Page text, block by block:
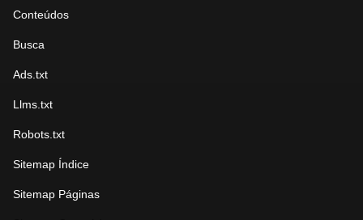
Conteúdos
Busca
Ads.txt
Llms.txt
Robots.txt
Sitemap Índice
Sitemap Páginas